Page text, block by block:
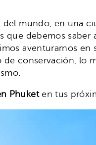
del mundo, en una
que debemos
aventurarnos
conservación, lo
Phuketen tus